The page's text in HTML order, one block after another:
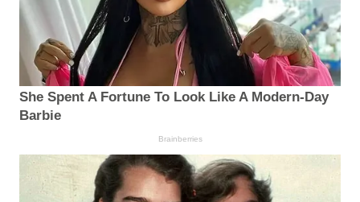
She Spent A Fortune To Look Like A Modern-Day
Barbie
Brainberries